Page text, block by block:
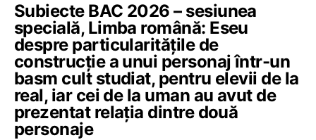
Subiecte BAC 2026 – sesiunea
specială, Limba română: Eseu
despre particularitățile de
construcție a unui personaj într-un
basm cult studiat, pentru elevii de la
real, iar cei de la uman au avut de
prezentat relația dintre două
personaje